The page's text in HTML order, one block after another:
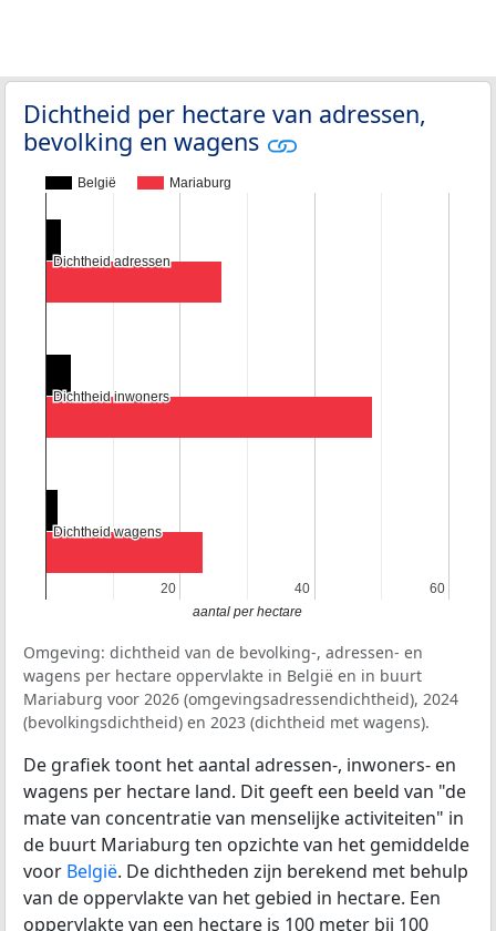
Dichtheid per hectare van adressen,
bevolking en wagens
België Mariaburg
20
20 40
40 60
60
Dichtheid adressen
Dichtheid adressen
Dichtheid inwoners
Dichtheid inwoners
Dichtheid wagens
Dichtheid wagens
aantal per hectare
Omgeving: dichtheid van de bevolking-, adressen- en
wagens per hectare oppervlakte in België en in buurt
Mariaburg voor 2026 (omgevingsadressendichtheid), 2024
(bevolkingsdichtheid) en 2023 (dichtheid met wagens).
De grafiek toont het aantal adressen-, inwoners- en
wagens per hectare land. Dit geeft een beeld van "de
mate van concentratie van menselijke activiteiten" in
de buurt Mariaburg ten opzichte van het gemiddelde
voor België. De dichtheden zijn berekend met behulp
van de oppervlakte van het gebied in hectare. Een
oppervlakte van een hectare is 100 meter bij 100